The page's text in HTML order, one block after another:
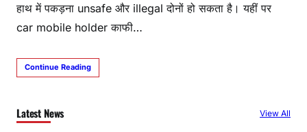
हाथ में पकड़ना unsafe और illegal दोनों हो सकता है। यहीं पर
car mobile holder काफी…
Continue Reading
Latest News View All